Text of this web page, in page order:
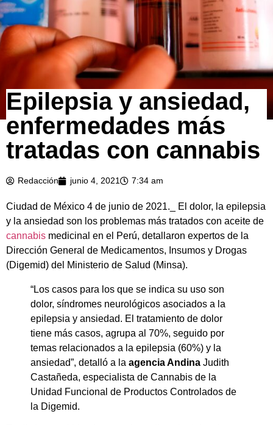
Epilepsia y ansiedad,
enfermedades más
tratadas con cannabis
Redacción junio 4, 2021 7:34 am
Ciudad de México 4 de junio de 2021._ El dolor, la epilepsia
y la ansiedad son los problemas más tratados con aceite de
cannabis medicinal en el Perú, detallaron expertos de la
Dirección General de Medicamentos, Insumos y Drogas
(Digemid) del Ministerio de Salud (Minsa).
“Los casos para los que se indica su uso son
dolor, síndromes neurológicos asociados a la
epilepsia y ansiedad. El tratamiento de dolor
tiene más casos, agrupa al 70%, seguido por
temas relacionados a la epilepsia (60%) y la
ansiedad”, detalló a la agencia Andina Judith
Castañeda, especialista de Cannabis de la
Unidad Funcional de Productos Controlados de
la Digemid.